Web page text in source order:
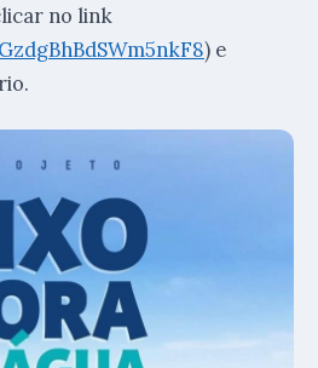
no link
) e